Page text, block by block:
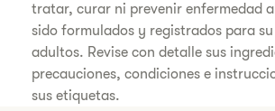
tratar, curar ni prevenir enfermedad
sido formulados y registrados para
adultos. Revise con detalle sus
precauciones, condiciones e
sus etiquetas.